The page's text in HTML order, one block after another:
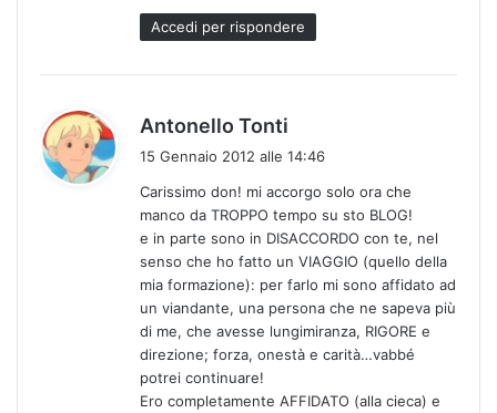
Accedi per rispondere
Antonello Tonti
e
t
t
15 Gennaio 2012 alle 14:46
Carissimo don! mi accorgo solo ora che
manco da TROPPO tempo su sto BLOG!
e in parte sono in DISACCORDO con te, nel
senso che ho fatto un VIAGGIO (quello della
mia formazione): per farlo mi sono affidato ad
un viandante, una persona che ne sapeva più
di me, che avesse lungimiranza, RIGORE e
direzione; forza, onestà e carità…vabbé
potrei continuare!
Ero completamente AFFIDATO (alla cieca) e